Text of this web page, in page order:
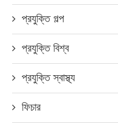
প্রযুক্তি গল্প
প্রযুক্তি বিশ্ব
প্রযুক্তি স্বাস্থ্য
ফিচার